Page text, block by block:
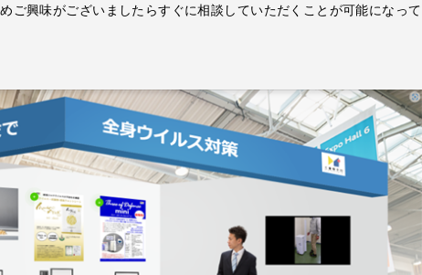
ご興味がございましたらすぐに相談していただくことが可能になって